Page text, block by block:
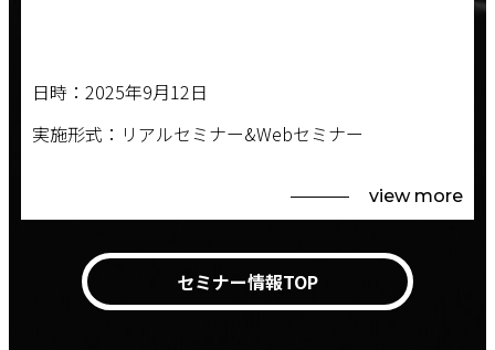
日時：2025年9月12日
実施形式：リアルセミナー&Webセミナー
view more
セミナー情報TOP